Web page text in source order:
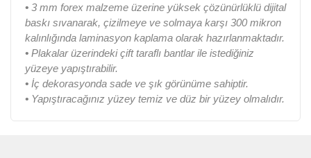
• 3 mm forex malzeme üzerine yüksek çözünürlüklü dijital
baskı sıvanarak, çizilmeye ve solmaya karşı 300 mikron
kalınlığında laminasyon kaplama olarak hazırlanmaktadır.
• Plakalar üzerindeki çift taraflı bantlar ile istediğiniz
yüzeye yapıştırabilir.
• İç dekorasyonda sade ve şık görünüme sahiptir.
• Yapıştıracağınız yüzey temiz ve düz bir yüzey olmalıdır.